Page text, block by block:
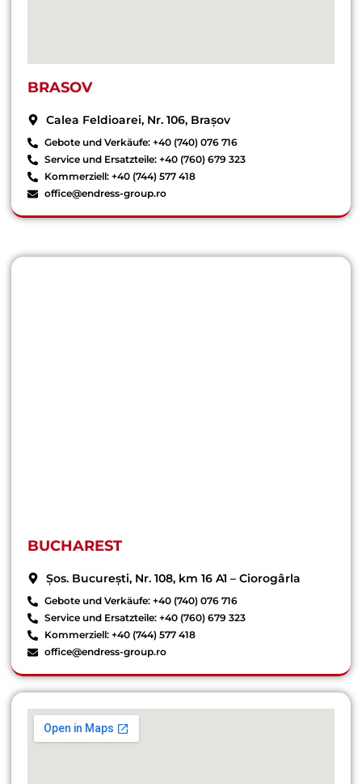
BRASOV
Calea Feldioarei, Nr. 106, Brașov
Gebote und Verkäufe: +40 (740) 076 716
Service und Ersatzteile: +40 (760) 679 323
Kommerziell: +40 (744) 577 418
office@endress-group.ro
BUCHAREST
Șos. București, Nr. 108, km 16 A1 – Ciorogârla
Gebote und Verkäufe: +40 (740) 076 716
Service und Ersatzteile: +40 (760) 679 323
Kommerziell: +40 (744) 577 418
office@endress-group.ro